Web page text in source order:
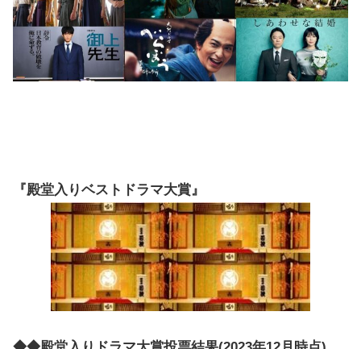
『殿堂入りベストドラマ大賞』